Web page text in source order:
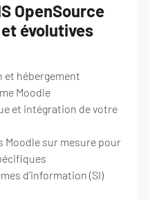
OpenSource
évolutives
hébergement
Moodle
et intégration de votre
Moodle sur mesure pour
d’information (SI)